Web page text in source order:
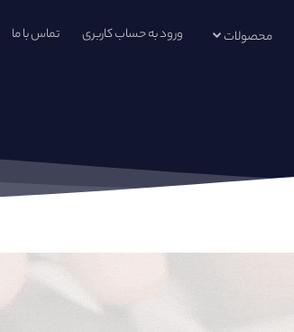
محصولات ورود به حساب کاربری تماس با ما